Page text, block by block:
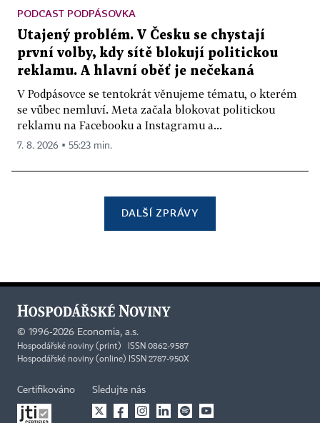
PODCAST PODPÁSOVKA
Utajený problém. V Česku se chystají
první volby, kdy sítě blokují politickou
reklamu. A hlavní oběť je nečekaná
V Podpásovce se tentokrát věnujeme tématu, o kterém
se vůbec nemluví. Meta začala blokovat politickou
reklamu na Facebooku a Instagramu a...
7. 8. 2026 ▪ 55:23 min.
DALŠÍ ZPRÁVY
© 1996-2026 Economia, a.s.
Hospodářské noviny (print) ISSN 0862-9587
Hospodářské noviny (online) ISSN 2787-950X
Certifikováno Sledujte nás